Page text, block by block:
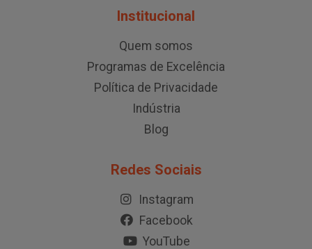
Institucional
Quem somos
Programas de Excelência
Política de Privacidade
Indústria
Blog
Redes Sociais
Instagram
Facebook
YouTube